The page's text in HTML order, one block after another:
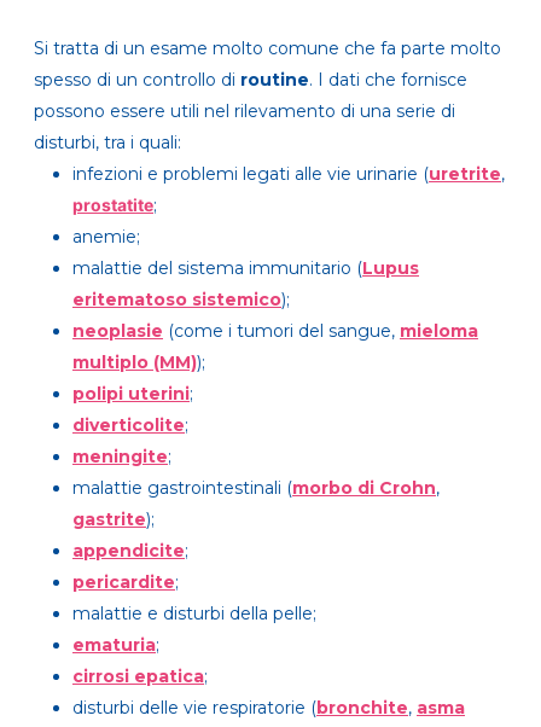
Si tratta di un esame molto comune che fa parte molto
spesso di un controllo di routine. I dati che fornisce
possono essere utili nel rilevamento di una serie di
disturbi, tra i quali:
infezioni e problemi legati alle vie urinarie (uretrite,
prostatite;
anemie;
malattie del sistema immunitario (Lupus
eritematoso sistemico);
neoplasie (come i tumori del sangue, mieloma
multiplo (MM));
polipi uterini;
diverticolite;
meningite;
malattie gastrointestinali (morbo di Crohn,
gastrite);
appendicite;
pericardite;
malattie e disturbi della pelle;
ematuria;
cirrosi epatica;
disturbi delle vie respiratorie (bronchite, asma